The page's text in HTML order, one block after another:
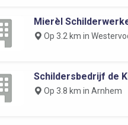
Mierèl
Op 3.2 km in
Schildersbedrijf de
Op 3.8 km in Arnhem